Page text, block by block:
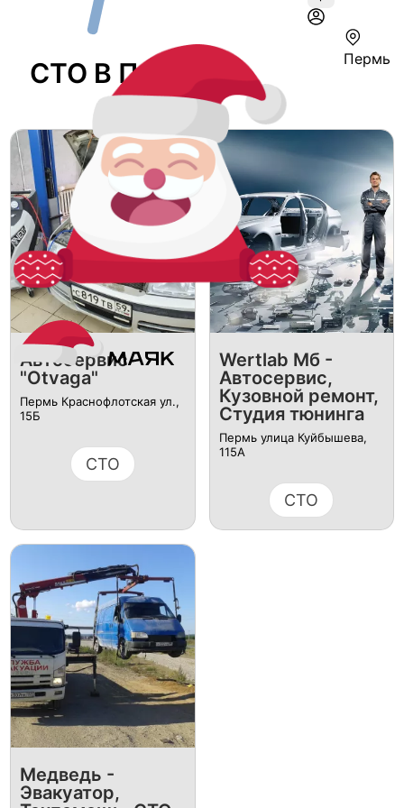
Пермь
СТО В Перми
Автосервис
"Otvaga"
Пермь Краснофлотская ул.,
15Б
СТО
Wertlab Мб -
Автосервис,
Кузовной ремонт,
Студия тюнинга
Пермь улица Куйбышева,
115А
СТО
Медведь -
Эвакуатор,